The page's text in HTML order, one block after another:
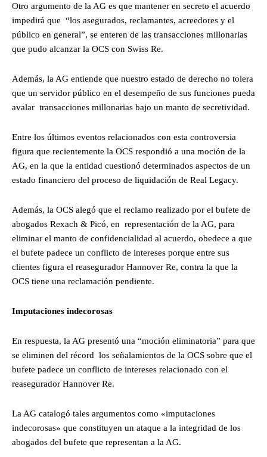
Otro argumento de la AG es que mantener en secreto el acuerdo
impedirá que “los asegurados, reclamantes, acreedores y el
público en general”, se enteren de las transacciones millonarias
que pudo alcanzar la OCS con Swiss Re.
Además, la AG entiende que nuestro estado de derecho no tolera
que un servidor público en el desempeño de sus funciones pueda
avalar transacciones millonarias bajo un manto de secretividad.
Entre los últimos eventos relacionados con esta controversia
figura que recientemente la OCS respondió a una moción de la
AG, en la que la entidad cuestionó determinados aspectos de un
estado financiero del proceso de liquidación de Real Legacy.
Además, la OCS alegó que el reclamo realizado por el bufete de
abogados Rexach & Picó, en representación de la AG, para
eliminar el manto de confidencialidad al acuerdo, obedece a que
el bufete padece un conflicto de intereses porque entre sus
clientes figura el reasegurador Hannover Re, contra la que la
OCS tiene una reclamación pendiente.
Imputaciones indecorosas
En respuesta, la AG presentó una “moción eliminatoria” para que
se eliminen del récord los señalamientos de la OCS sobre que el
bufete padece un conflicto de intereses relacionado con el
reasegurador Hannover Re.
La AG catalogó tales argumentos como «imputaciones
indecorosas» que constituyen un ataque a la integridad de los
abogados del bufete que representan a la AG.